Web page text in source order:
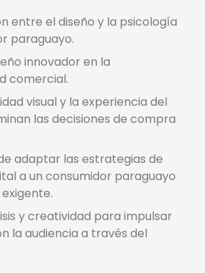
entre el diseño y la psicología
paraguayo.
innovador en la
comercial.
visual y la experiencia del
las decisiones de compra
adaptar las estrategias de
a un consumidor paraguayo
y creatividad para impulsar
la audiencia a través del